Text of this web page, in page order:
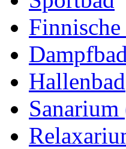
Finnische
Dampfbad
Hallenbad